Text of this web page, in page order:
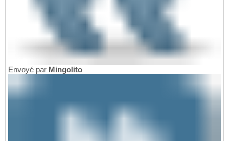
Envoyé par Mingolito